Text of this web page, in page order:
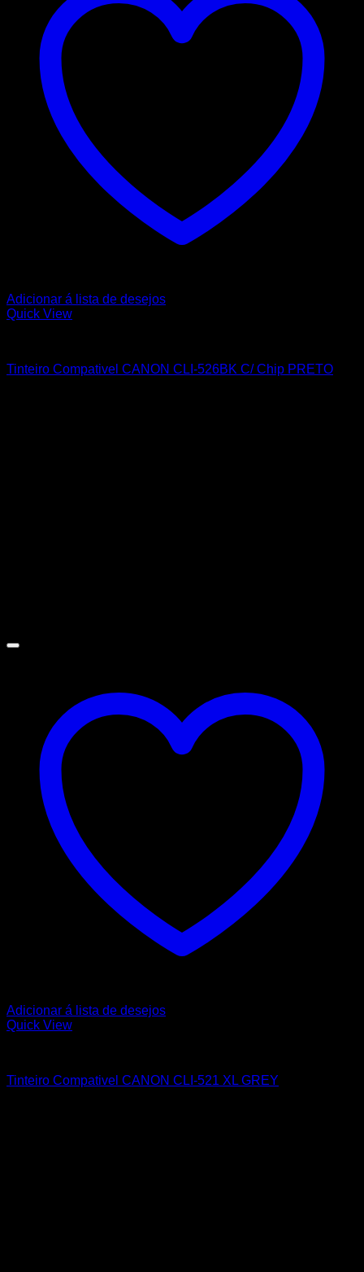
Adicionar á lista de desejos
Quick View
Tinteiro Compativel CANON CLI-526BK C/ Chip PRETO
Adicionar á lista de desejos
Quick View
Tinteiro Compativel CANON CLI-521 XL GREY